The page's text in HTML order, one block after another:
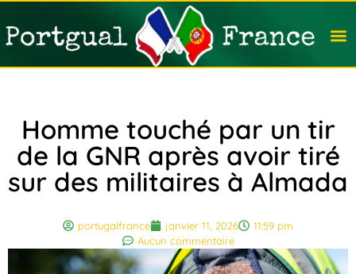
Homme touché par un tir
de la GNR après avoir tiré
sur des militaires à Almada
portugalfrance janvier 11, 2026
11:59 pm
Aucun commentaire